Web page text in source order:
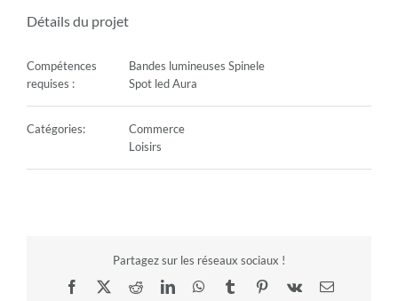
Détails du projet
Compétences
requises :
Bandes lumineuses Spinele
Spot led Aura
Catégories:
Commerce
Loisirs
Partagez sur les réseaux sociaux !
Facebook
X RedditLinkedInWhatsApp
TumblrPinterest
Vk Email